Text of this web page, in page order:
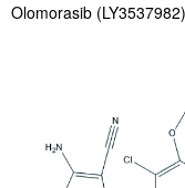
Olomorasib